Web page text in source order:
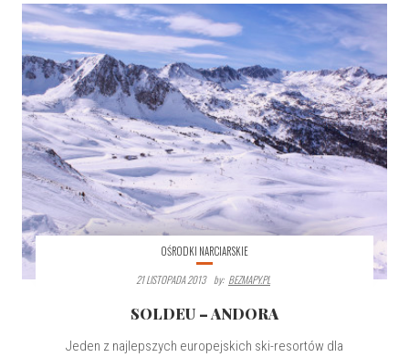
OŚRODKI NARCIARSKIE
21 LISTOPADA 2013
By: BEZMAPY.PL
SOLDEU – ANDORA
Jeden z najlepszych europejskich ski-resortów dla